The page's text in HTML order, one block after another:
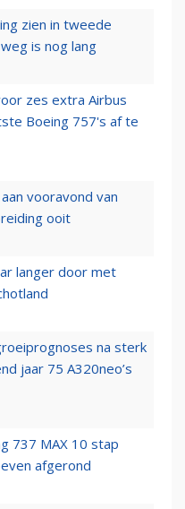
zien in tweede
is nog lang
zes extra Airbus
Boeing 757's af te
vooravond van
ooit
langer door met
na sterk
jaar 75 A320neo’s
737 MAX 10 stap
afgerond